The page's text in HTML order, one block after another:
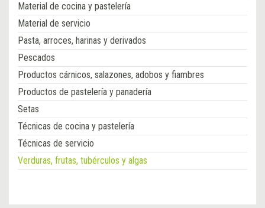
Material de cocina y pastelería
Material de servicio
Pasta, arroces, harinas y derivados
Pescados
Productos cárnicos, salazones, adobos y fiambres
Productos de pastelería y panadería
Setas
Técnicas de cocina y pastelería
Técnicas de servicio
Verduras, frutas, tubérculos y algas